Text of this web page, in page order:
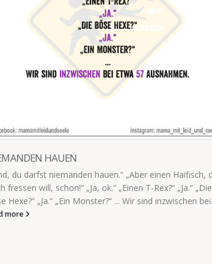
LANGE WILL ER HIER WOHNEN
Sohn schlägt vor, dass wir zwei Bäume pflanzen, damit
eine Hängematte zum Geburtstag wünschen kann.